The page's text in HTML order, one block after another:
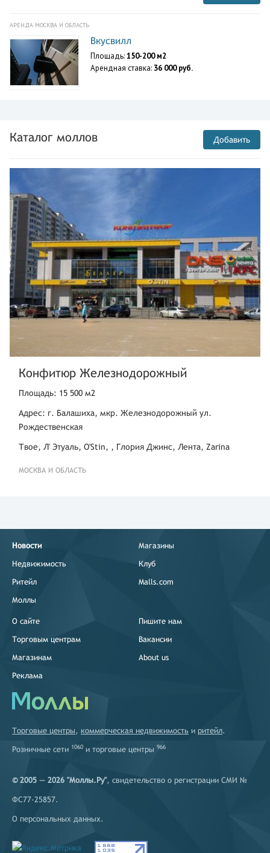
АРЕНДА МОСКВА И ОБЛАСТЬ
Вкусвилл
Площадь:150-200 м2
Арендная ставка: 36 000 руб.
Каталог моллов Добавить
Конфитюр Железнодорожный
Площадь: 15 500 м2
Адрес: г. Балашиха, мкр. Железнодорожный ул.
Рождественская
Твое, Л' Этуаль, O'Stin, , Глория Джинс, Лента, Zarina
МОСКВА И ОБЛАСТЬ
Новости
Недвижимость
Ритейл
Моллы
Магазины
Клуб
Malls.com
О сайте
Торговым центрам
Магазинам
Реклама
Пишите нам
Вакансии
About us
Торговые центры, коммерческая недвижимость и ритейл.
Розничные сети 1060 и торговые центры 966
© 2005 — 2026 "Моллы.Ру", свидетельство о регистрации СМИ №
ФС77-25857.
О персональных данных.